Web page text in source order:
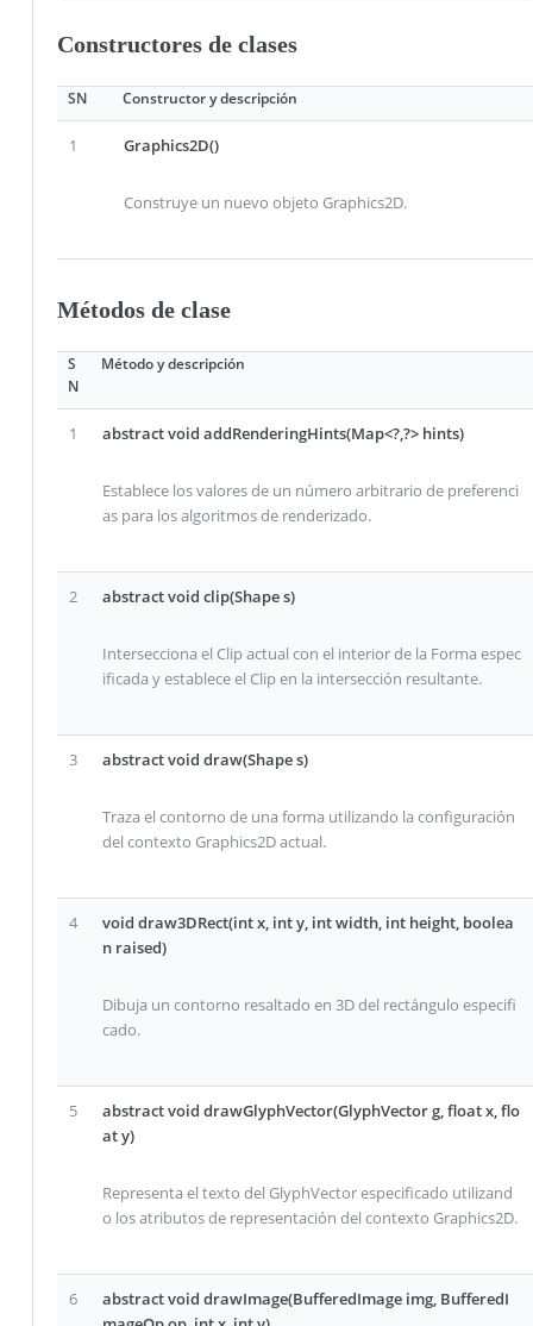
Constructores de clases
SN Constructor y descripción
1 Graphics2D()
Construye un nuevo objeto Graphics2D.
Métodos de clase
S
N
Método y descripción
1 abstract void addRenderingHints(Map<?,?> hints)
Establece los valores de un número arbitrario de preferenci
as para los algoritmos de renderizado.
2 abstract void clip(Shape s)
Intersecciona el Clip actual con el interior de la Forma espec
ificada y establece el Clip en la intersección resultante.
3 abstract void draw(Shape s)
Traza el contorno de una forma utilizando la configuración
del contexto Graphics2D actual.
4
void draw3DRect(int x, int y, int width, int height, boolea
n raised)
Dibuja un contorno resaltado en 3D del rectángulo especifi
cado.
5
abstract void drawGlyphVector(GlyphVector g, float x, flo
at y)
Representa el texto del GlyphVector especificado utilizand
o los atributos de representación del contexto Graphics2D.
6
abstract void drawImage(BufferedImage img, BufferedI